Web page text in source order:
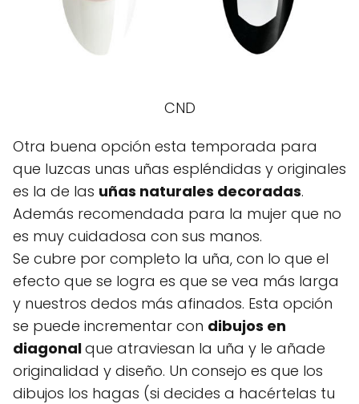
CND
Otra buena opción esta temporada para
que luzcas unas uñas espléndidas y originales
es la de las uñas naturales decoradas.
Además recomendada para la mujer que no
es muy cuidadosa con sus manos.
Se cubre por completo la uña, con lo que el
efecto que se logra es que se vea más larga
y nuestros dedos más afinados. Esta opción
se puede incrementar con dibujos en
diagonalque atraviesan la uña y le añade
originalidad y diseño. Un consejo es que los
dibujos los hagas (si decides a hacértelas tu